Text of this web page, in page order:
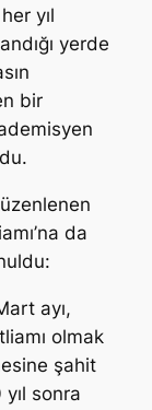
yıl
yerde
bir
da
ayı,
olmak
şahit
yıl sonra